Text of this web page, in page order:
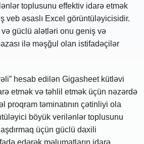
toplusunu effektiv idarə etmək
veb əsaslı Excel görüntüləyicisidir.
güclü alətləri onu geniş və
ilə məşğul olan istifadəçilər
hesab edilən Gigasheet kütləvi
etmək və təhlil etmək üçün nəzərdə
proqram təminatının çətinliyi ola
böyük verilənlər toplusunu
üçün güclü daxili
edərək məlumatların idarə